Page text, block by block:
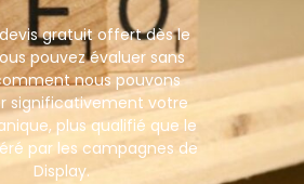
gratuit offert dès le
pouvez évaluer sans
nous pouvons
significativement votre
plus qualifié que le
par les campagnes de
Display.